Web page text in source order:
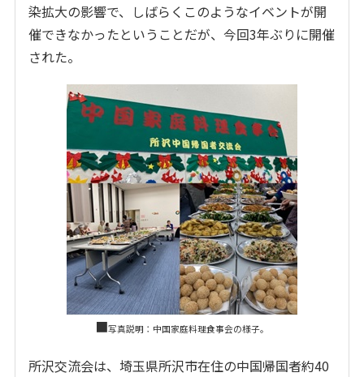
染拡大の影響で、しばらくこのようなイベントが開
催できなかったということだが、今回3年ぶりに開催
された。
■写真説明：中国家庭料理食事会の様子。
所沢交流会は、埼玉県所沢市在住の中国帰国者約40